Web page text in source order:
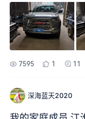
它还好。 【
叭，其实A柱
手电一照就
门喇叭时才
道。
的时候居然
还没到家
7595 1 11
深海蓝天2020